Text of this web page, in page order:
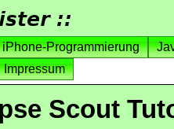
iPhone-Programmierung
Impressum
Scout